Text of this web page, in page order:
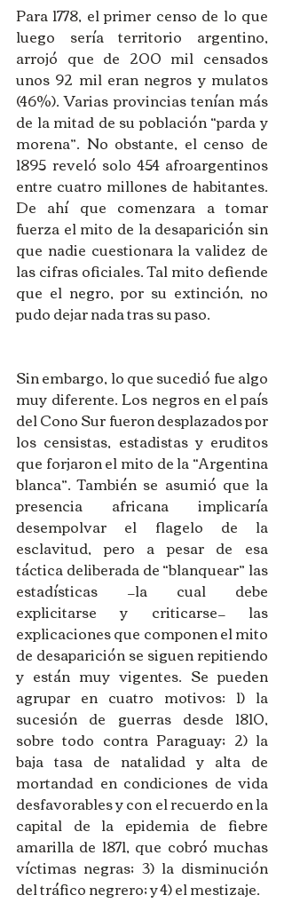
Para 1778, el primer censo de lo que
luego sería territorio argentino,
arrojó que de 200 mil censados
unos 92 mil eran negros y mulatos
(46%). Varias provincias tenían más
de la mitad de su población “parda y
morena”. No obstante, el censo de
1895 reveló solo 454 afroargentinos
entre cuatro millones de habitantes.
De ahí que comenzara a tomar
fuerza el mito de la desaparición sin
que nadie cuestionara la validez de
las cifras oficiales. Tal mito defiende
que el negro, por su extinción, no
pudo dejar nada tras su paso.
Sin embargo, lo que sucedió fue algo
muy diferente. Los negros en el país
del Cono Sur fueron desplazados por
los censistas, estadistas y eruditos
que forjaron el mito de la “Argentina
blanca”. También se asumió que la
presencia africana implicaría
desempolvar el flagelo de la
esclavitud, pero a pesar de esa
táctica deliberada de “blanquear” las
estadísticas —la cual debe
explicitarse y criticarse— las
explicaciones que componen el mito
de desaparición se siguen repitiendo
y están muy vigentes. Se pueden
agrupar en cuatro motivos: 1) la
sucesión de guerras desde 1810,
sobre todo contra Paraguay; 2) la
baja tasa de natalidad y alta de
mortandad en condiciones de vida
desfavorables y con el recuerdo en la
capital de la epidemia de fiebre
amarilla de 1871, que cobró muchas
víctimas negras; 3) la disminución
del tráfico negrero; y 4) el mestizaje.